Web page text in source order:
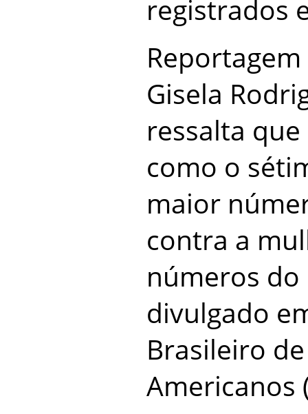
registrados
Gisela
ressalta
como o
maior
contra a
números do
divulgado
Brasileiro
Americanos